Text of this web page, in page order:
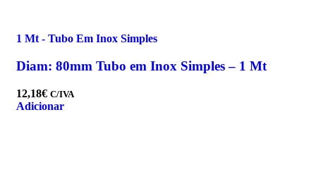
1 Mt - Tubo Em Inox Simples
Diam: 80mm Tubo em Inox Simples – 1 Mt
12,18€ C/IVA
Adicionar